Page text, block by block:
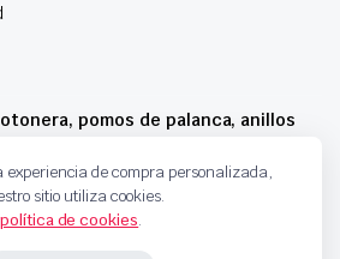
pomos de palanca, anillos
Autoparts. Todos los derechos reservados
de compra personalizada,
sitio utiliza cookies.
política de cookies.